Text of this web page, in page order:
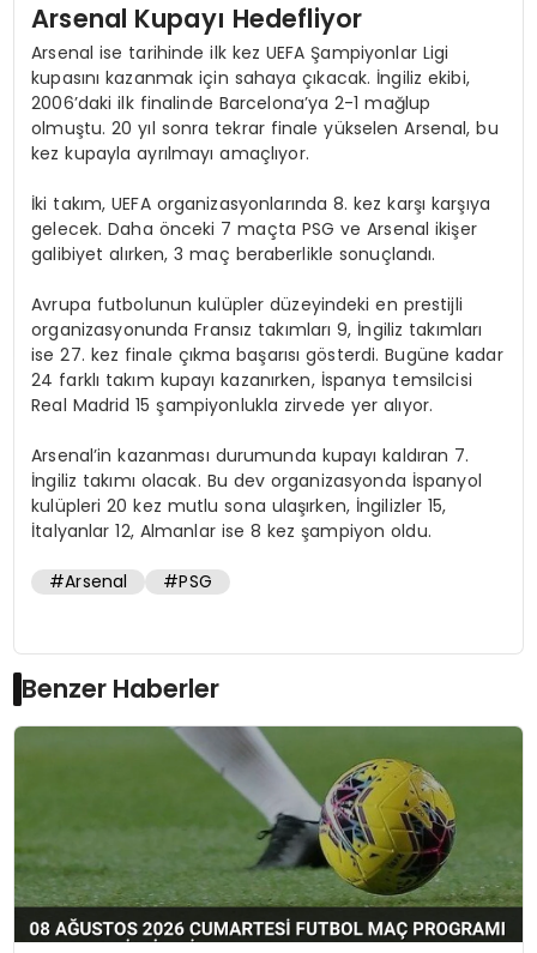
Arsenal Kupayı Hedefliyor
Arsenal ise tarihinde ilk kez UEFA Şampiyonlar Ligi
kupasını kazanmak için sahaya çıkacak. İngiliz ekibi,
2006’daki ilk finalinde Barcelona’ya 2-1 mağlup
olmuştu. 20 yıl sonra tekrar finale yükselen Arsenal, bu
kez kupayla ayrılmayı amaçlıyor.
İki takım, UEFA organizasyonlarında 8. kez karşı karşıya
gelecek. Daha önceki 7 maçta PSG ve Arsenal ikişer
galibiyet alırken, 3 maç beraberlikle sonuçlandı.
Avrupa futbolunun kulüpler düzeyindeki en prestijli
organizasyonunda Fransız takımları 9, İngiliz takımları
ise 27. kez finale çıkma başarısı gösterdi. Bugüne kadar
24 farklı takım kupayı kazanırken, İspanya temsilcisi
Real Madrid 15 şampiyonlukla zirvede yer alıyor.
Arsenal’in kazanması durumunda kupayı kaldıran 7.
İngiliz takımı olacak. Bu dev organizasyonda İspanyol
kulüpleri 20 kez mutlu sona ulaşırken, İngilizler 15,
İtalyanlar 12, Almanlar ise 8 kez şampiyon oldu.
#Arsenal #PSG
Benzer Haberler